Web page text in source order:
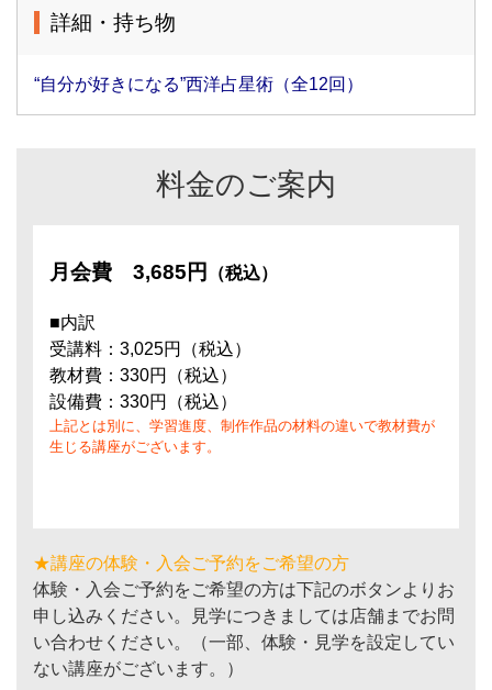
詳細・持ち物
“自分が好きになる”西洋占星術（全12回）
料金のご案内
月会費 3,685円 （税込）
■内訳
受講料：3,025円（税込）
教材費：330円（税込）
設備費：330円（税込）
上記とは別に、学習進度、制作作品の材料の違いで教材費が
生じる講座がございます。
★講座の体験・入会ご予約をご希望の方
体験・入会ご予約をご希望の方は下記のボタンよりお
申し込みください。見学につきましては店舗までお問
い合わせください。（一部、体験・見学を設定してい
ない講座がございます。）